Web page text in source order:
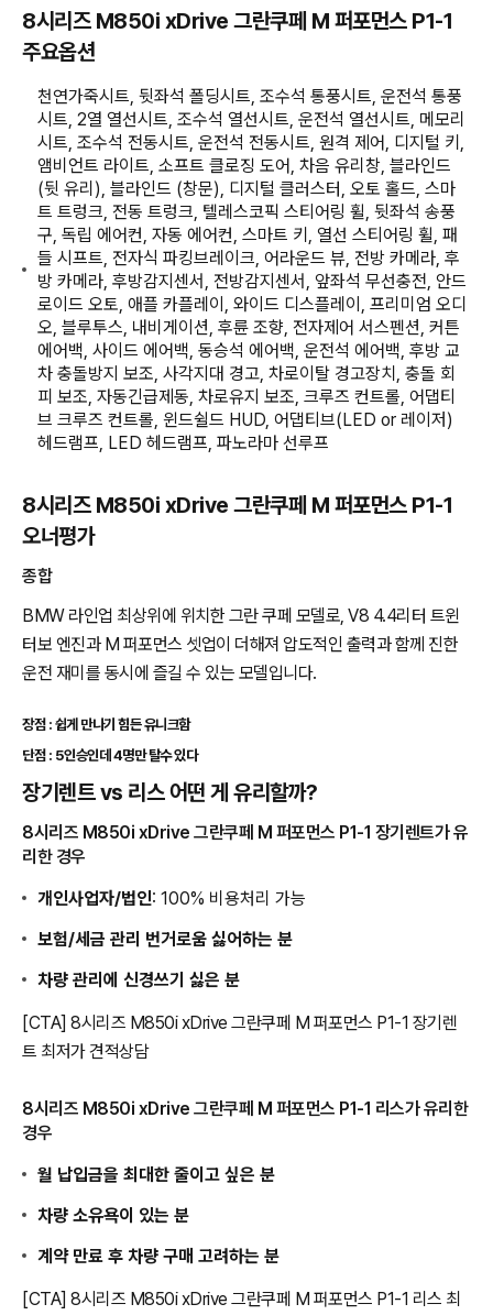
8시리즈 M850i xDrive 그란쿠페 M 퍼포먼스 P1-1
주요옵션
천연가죽시트, 뒷좌석 폴딩시트, 조수석 통풍시트, 운전석 통풍
시트, 2열 열선시트, 조수석 열선시트, 운전석 열선시트, 메모리
시트, 조수석 전동시트, 운전석 전동시트, 원격 제어, 디지털 키,
앰비언트 라이트, 소프트 클로징 도어, 차음 유리창, 블라인드
(뒷 유리), 블라인드 (창문), 디지털 클러스터, 오토 홀드, 스마
트 트렁크, 전동 트렁크, 텔레스코픽 스티어링 휠, 뒷좌석 송풍
구, 독립 에어컨, 자동 에어컨, 스마트 키, 열선 스티어링 휠, 패
들 시프트, 전자식 파킹브레이크, 어라운드 뷰, 전방 카메라, 후
방 카메라, 후방감지센서, 전방감지센서, 앞좌석 무선충전, 안드
로이드 오토, 애플 카플레이, 와이드 디스플레이, 프리미엄 오디
오, 블루투스, 내비게이션, 후륜 조향, 전자제어 서스펜션, 커튼
에어백, 사이드 에어백, 동승석 에어백, 운전석 에어백, 후방 교
차 충돌방지 보조, 사각지대 경고, 차로이탈 경고장치, 충돌 회
피 보조, 자동긴급제동, 차로유지 보조, 크루즈 컨트롤, 어댑티
브 크루즈 컨트롤, 윈드쉴드 HUD, 어댑티브(LED or 레이저)
헤드램프, LED 헤드램프, 파노라마 선루프
8시리즈 M850i xDrive 그란쿠페 M 퍼포먼스 P1-1
오너평가
종합
BMW 라인업 최상위에 위치한 그란 쿠페 모델로, V8 4.4리터 트윈
터보 엔진과 M 퍼포먼스 셋업이 더해져 압도적인 출력과 함께 진한
운전 재미를 동시에 즐길 수 있는 모델입니다.
장점 : 쉽게 만나기 힘든 유니크함
단점 : 5인승인데 4명만 탈수 있다
장기렌트 vs 리스 어떤 게 유리할까?
8시리즈 M850i xDrive 그란쿠페 M 퍼포먼스 P1-1 장기렌트가 유
리한 경우
개인사업자/법인: 100% 비용처리 가능
보험/세금 관리 번거로움 싫어하는 분
차량 관리에 신경쓰기 싫은 분
[CTA] 8시리즈 M850i xDrive 그란쿠페 M 퍼포먼스 P1-1 장기렌
트 최저가 견적상담
8시리즈 M850i xDrive 그란쿠페 M 퍼포먼스 P1-1 리스가 유리한
경우
월 납입금을 최대한 줄이고 싶은 분
차량 소유욕이 있는 분
계약 만료 후 차량 구매 고려하는 분
[CTA] 8시리즈 M850i xDrive 그란쿠페 M 퍼포먼스 P1-1 리스 최